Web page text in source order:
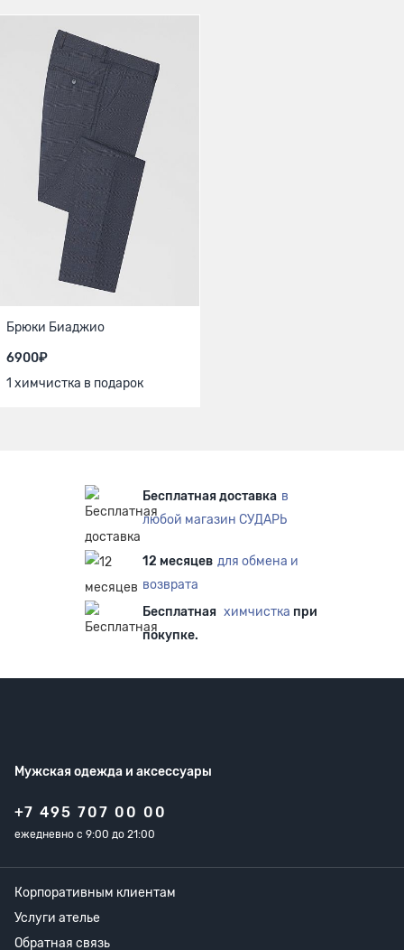
Брюки Биаджио
6900₽
1 химчистка в подарок
Бесплатная доставка в
любой магазин СУДАРЬ
12 месяцев для обмена и
возврата
Бесплатная химчистка при
покупке.
Мужская одежда и аксессуары
+7 495 707 00 00
ежедневно с 9:00 до 21:00
Корпоративным клиентам
Услуги ателье
Обратная связь